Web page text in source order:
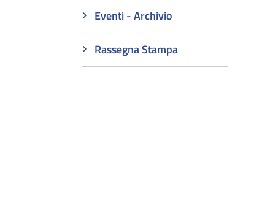
Eventi - Archivio
Rassegna Stampa